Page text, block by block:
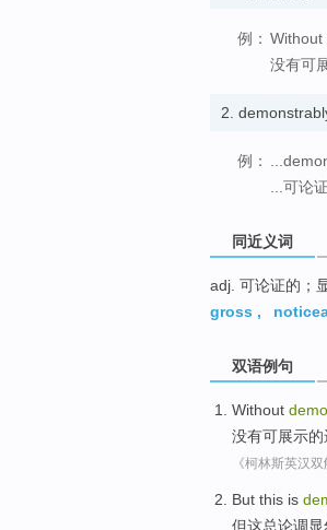
例： Without
没有可
2.
例：
...可论
同近义词
adj. 可论证的；
gross ,
双语例句
Without
没有可展示的
《柯林斯英汉双
But this is
但这总论调显